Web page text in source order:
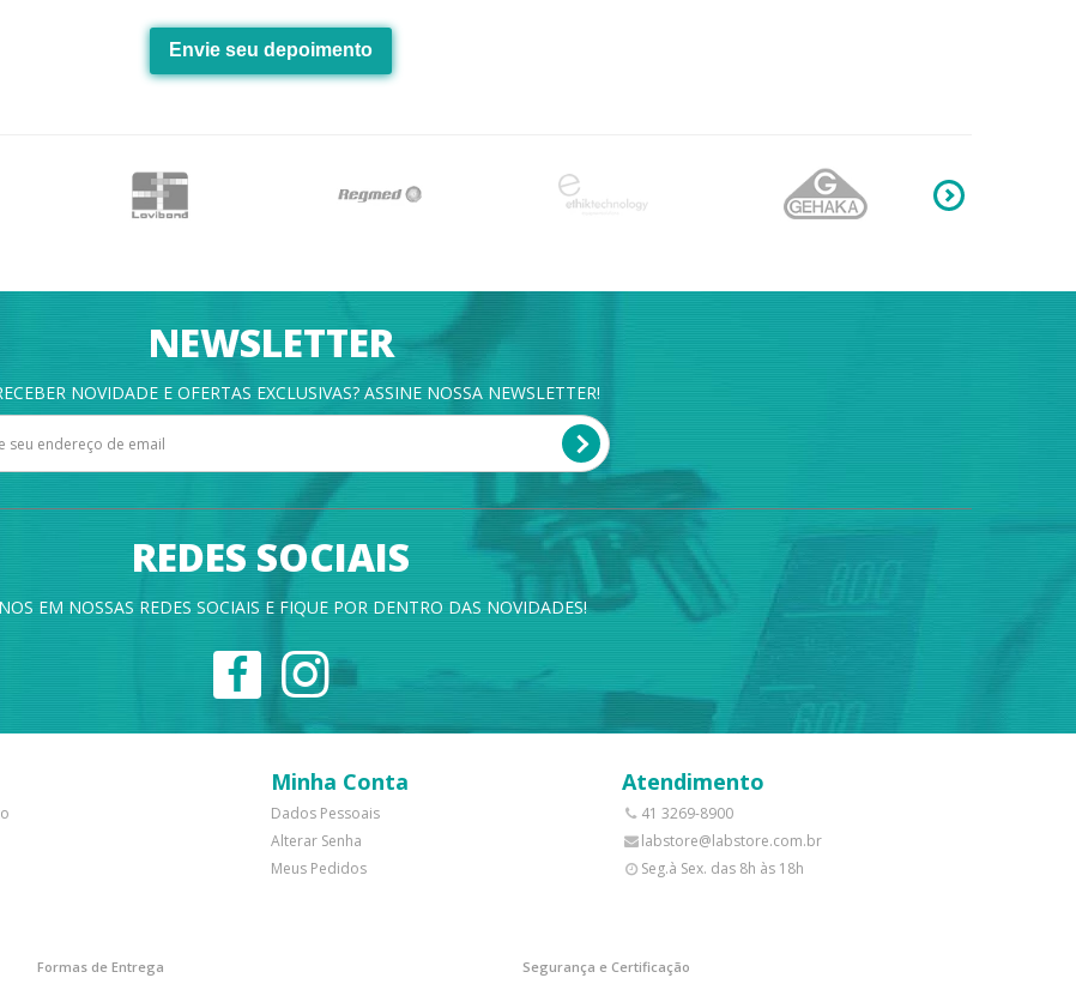
Envie seu depoimento
NEWSLETTER
NOVIDADE E OFERTAS EXCLUSIVAS? ASSINE NOSSA NEWSLETTER!
REDES SOCIAIS
EM NOSSAS REDES SOCIAIS E FIQUE POR DENTRO DAS NOVIDADES!
Minha Conta
Dados Pessoais
Alterar Senha
Meus Pedidos
Atendimento
41 3269-8900
labstore@labstore.com.br
Seg.à Sex. das 8h às 18h
Formas de Entrega Segurança e Certificação